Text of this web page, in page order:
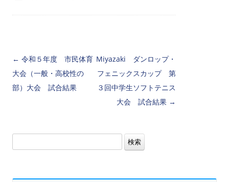
投稿ナビゲーション
← 令和５年度 市民体育
大会（一般・高校性の
部）大会 試合結果
Miyazaki ダンロップ・
フェニックスカップ 第
３回中学生ソフトテニス
大会 試合結果 →
索: